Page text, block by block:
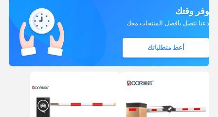
وفر وقتك
دعنا نتصل بأفضل المنتجات معك.
أعط متطلباتك